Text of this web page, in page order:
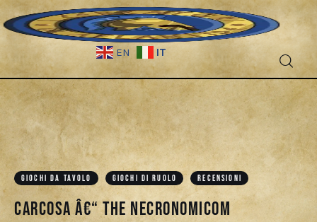
EN IT
Fantascienza
Fantasy
Games
Recensioni
GIOCHI DA TAVOLO GIOCHI DI RUOLO RECENSIONI
Carcosa â€“ The Necronomicom